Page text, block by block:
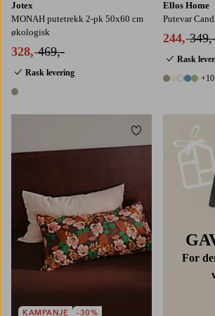
Jotex
MONAH putetrekk 2-pk 50x60 cm
økologisk
328,-469,-
Rask levering
1 farge
Ellos Home
Putevar
244,-
Rask
15 farger
+10
KAMPANJE -30%
Legg til favoritter
For